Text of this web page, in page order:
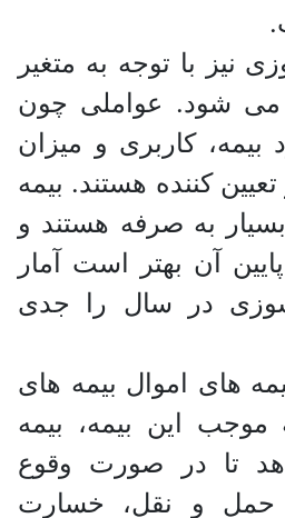
نیز با توجه به متغیر
می شود. عواملی چون
کاربری و میزان
کننده هستند. بیمه
به صرفه هستند و
آن بهتر است آمار
سوزی در سال را جدی
های اموال بیمه های
موجب این بیمه، بیمه
تا در صورت وقوع
حمل و نقل، خسارت